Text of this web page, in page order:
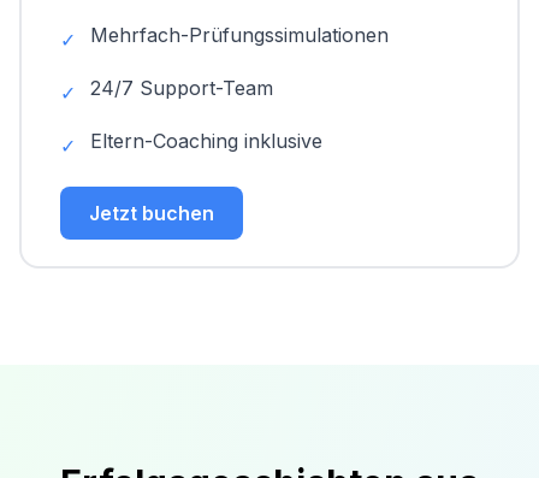
✓ Mehrfach-Prüfungssimulationen
✓ 24/7 Support-Team
✓ Eltern-Coaching inklusive
Jetzt buchen